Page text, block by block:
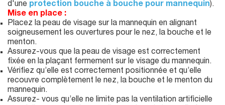
d'une protection bouche à bouche pour mannequin).
Mise en place :
Placez la peau de visage sur la mannequin en alignant
soigneusement les ouvertures pour le nez, la bouche et le
menton.
Assurez-vous que la peau de visage est correctement
fixée en la plaçant fermement sur le visage du mannequin.
Vérifiez qu’elle est correctement positionnée et qu’elle
recouvre complètement le nez, la bouche et le menton du
mannequin.
Assurez- vous qu’elle ne limite pas la ventilation artificielle